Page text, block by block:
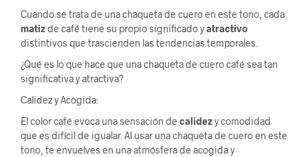
Cuando se trata de una chaqueta de cuero en este tono, cada
matizde café tiene su propio significado yatractivo
distintivos que trascienden las tendencias temporales.
¿Qué es lo que hace que una chaqueta de cuero café sea tan
significativa y atractiva?
Calidez y Acogida:
El color café evoca una sensación de calidezy comodidad
que es difícil de igualar. Al usar una chaqueta de cuero en este
tono, te envuelves en una atmósfera de acogida y